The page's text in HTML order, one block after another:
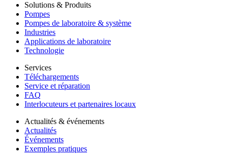
Solutions & Produits
Pompes
Pompes de laboratoire & système
Industries
Applications de laboratoire
Technologie
Services
Téléchargements
Service et réparation
FAQ
Interlocuteurs et partenaires locaux
Actualités & événements
Actualités
Événements
Exemples pratiques